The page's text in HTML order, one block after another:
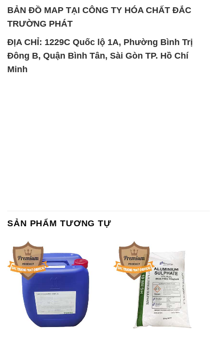
BẢN ĐỒ MAP TẠI CÔNG TY HÓA CHẤT ĐẮC
TRƯỜNG PHÁT
ĐỊA CHỈ: 1229C Quốc lộ 1A, Phường Bình Trị
Đông B, Quận Bình Tân, Sài Gòn TP. Hồ Chí
Minh
SẢN PHẨM TƯƠNG TỰ